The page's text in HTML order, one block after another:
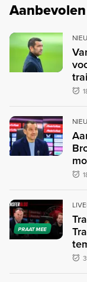
PRAAT MEE